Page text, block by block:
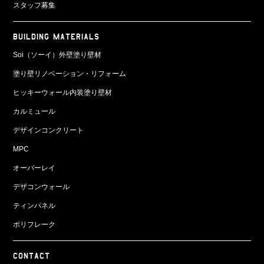
スタッフ募集
BUILDING MATERIALS
Soi（ソーイ）外壁塗り壁材
塗り壁リノベーション・リフォーム
ヒッキーウォール内装塗り壁材
カルミュール
デザインコンクリート
MPC
オーバーレイ
デザコンウォール
ティンパネル
ポリフレーク
CONTACT